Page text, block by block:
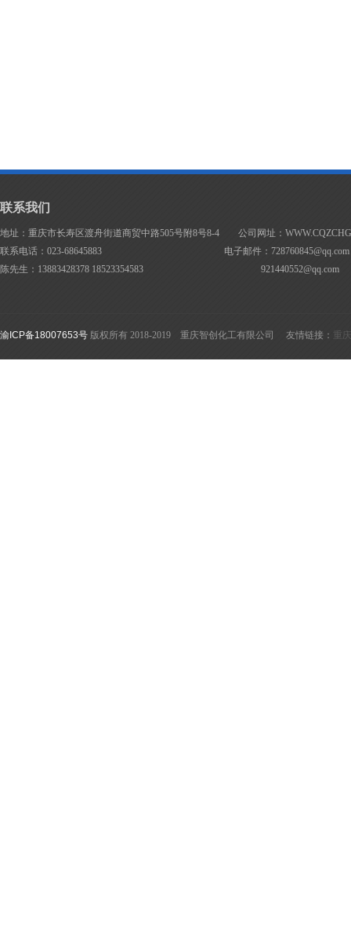
联系我们
地址：重庆市长寿区渡舟街道商贸中路505号附8号8-4 公司网址：
联系电话：023-68645883 电子邮件：728760845@qq.com
陈先生：13883428378 18523354583 921440552@qq.com
渝ICP备18007653号 版权所有 2018-2019 重庆智创化工有限公司 友情链接： 重